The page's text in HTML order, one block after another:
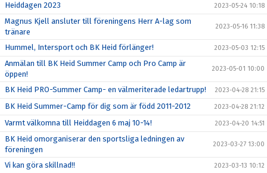
Heiddagen 2023 2023-05-24 10:18
Magnus Kjell ansluter till föreningens Herr A-lag som
tränare
2023-05-16 11:38
Hummel, Intersport och BK Heid förlänger! 2023-05-03 12:15
Anmälan till BK Heid Summer Camp och Pro Camp är
öppen!
2023-05-01 10:00
BK Heid PRO-Summer Camp- en välmeriterade ledartrupp! 2023-04-28 21:15
BK Heid Summer-Camp för dig som är född 2011-2012 2023-04-28 21:12
Varmt välkomna till Heiddagen 6 maj 10-14! 2023-04-20 14:51
BK Heid omorganiserar den sportsliga ledningen av
föreningen
2023-03-27 13:00
Vi kan göra skillnad!! 2023-03-13 10:12